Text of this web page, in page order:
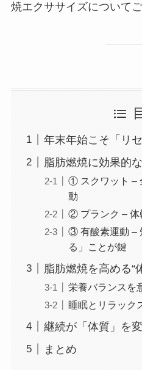
焼エクササイズについてご
年末年始こそ「リ
脂肪燃焼に効果的
① スクワット –
動
② プランク – 体
③ 有酸素運動 –
る」ことが鍵
脂肪燃焼を高める“
栄養バランスを
睡眠とリラック
継続が「体質」を
まとめ